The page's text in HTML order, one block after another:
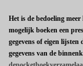
Het is de bedoeling
mogelijk boeken een
gegevens of eigen
gegevens van de